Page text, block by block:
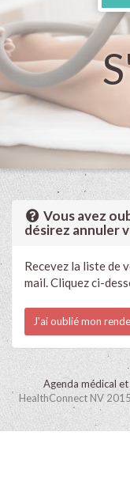
Vous avez
désirez annuler
Recevez la liste de
mail. Cliquez ci-
J'ai oublié mon
Agenda médical
HealthConnect NV